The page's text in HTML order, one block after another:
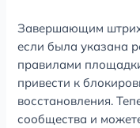
Завершающим
если была указана
правилами
привести к
восстановления.
сообщества и